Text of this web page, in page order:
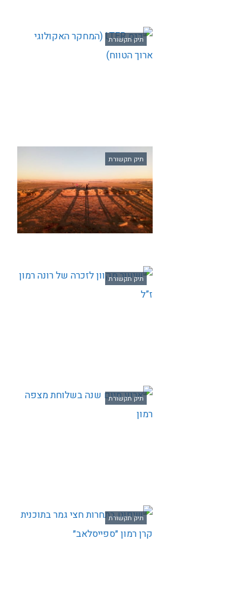
תיק תקשורת
תיק תקשורת
תיק תקשורת
תיק תקשורת
תיק תקשורת